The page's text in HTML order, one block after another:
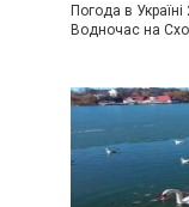
Погода в
Водночас на